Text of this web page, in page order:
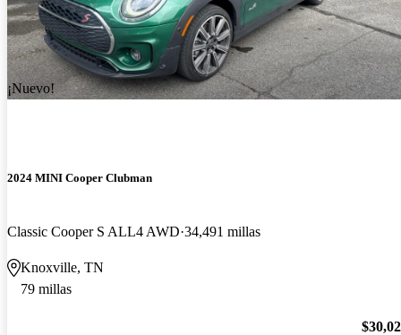
¡Nuevo!
2024 MINI Cooper Clubman
Classic Cooper S ALL4 AWD 34,491 millas
Knoxville, TN
79 millas